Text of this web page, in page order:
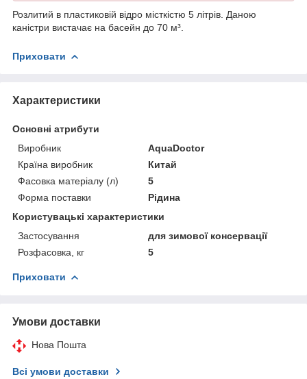
Розлитий в пластиковій відро місткістю 5 літрів. Даною
каністри вистачає на басейн до 70 м³.
Приховати
Характеристики
Основні атрибути
Виробник
AquaDoctor
Країна виробник
Китай
Фасовка матеріалу (л)
5
Форма поставки
Рідина
Користувацькі характеристики
Застосування
для зимової консервації
Розфасовка, кг
5
Приховати
Умови доставки
Нова Пошта
Всі умови доставки